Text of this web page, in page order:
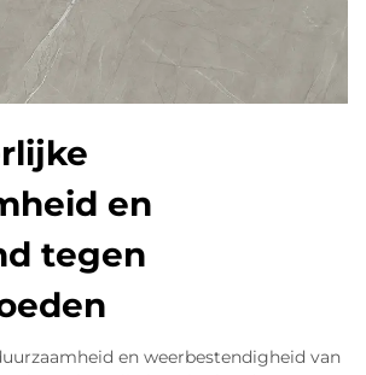
en
tegen
en weerbestendigheid van